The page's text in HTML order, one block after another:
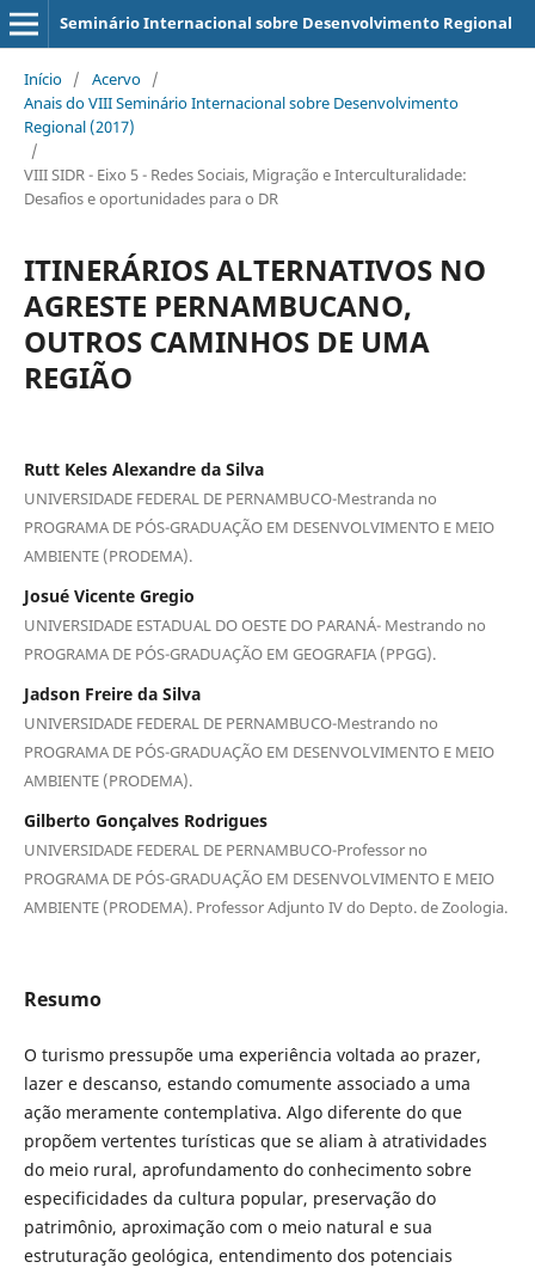
Seminário Internacional sobre Desenvolvimento Regional
Início / Acervo /
Anais do VIII Seminário Internacional sobre Desenvolvimento
Regional (2017)
/
VIII SIDR - Eixo 5 - Redes Sociais, Migração e Interculturalidade:
Desafios e oportunidades para o DR
ITINERÁRIOS ALTERNATIVOS NO
AGRESTE PERNAMBUCANO,
OUTROS CAMINHOS DE UMA
REGIÃO
Rutt Keles Alexandre da Silva
UNIVERSIDADE FEDERAL DE PERNAMBUCO-Mestranda no
PROGRAMA DE PÓS-GRADUAÇÃO EM DESENVOLVIMENTO E MEIO
AMBIENTE (PRODEMA).
Josué Vicente Gregio
UNIVERSIDADE ESTADUAL DO OESTE DO PARANÁ- Mestrando no
PROGRAMA DE PÓS-GRADUAÇÃO EM GEOGRAFIA (PPGG).
Jadson Freire da Silva
UNIVERSIDADE FEDERAL DE PERNAMBUCO-Mestrando no
PROGRAMA DE PÓS-GRADUAÇÃO EM DESENVOLVIMENTO E MEIO
AMBIENTE (PRODEMA).
Gilberto Gonçalves Rodrigues
UNIVERSIDADE FEDERAL DE PERNAMBUCO-Professor no
PROGRAMA DE PÓS-GRADUAÇÃO EM DESENVOLVIMENTO E MEIO
AMBIENTE (PRODEMA). Professor Adjunto IV do Depto. de Zoologia.
Resumo
O turismo pressupõe uma experiência voltada ao prazer,
lazer e descanso, estando comumente associado a uma
ação meramente contemplativa. Algo diferente do que
propõem vertentes turísticas que se aliam à atratividades
do meio rural, aprofundamento do conhecimento sobre
especificidades da cultura popular, preservação do
patrimônio, aproximação com o meio natural e sua
estruturação geológica, entendimento dos potenciais